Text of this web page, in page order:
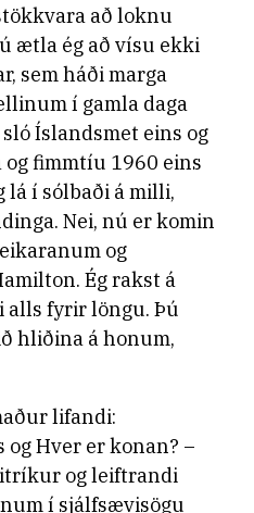
að loknu
ætla ég að vísu ekki
sem háði marga
í gamla daga
Íslandsmet eins og
fimmtíu 1960 eins
lá í sólbaði á milli,
Nei, nú er komin
og
Ég rakst á
alls fyrir löngu. Þú
hliðina á honum,
lifandi:
Hver er konan? –
og leiftrandi
í sjálfsævisögu